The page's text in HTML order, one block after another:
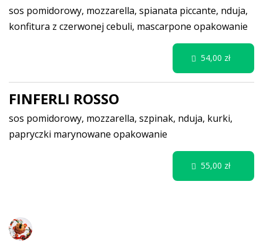
sos pomidorowy, mozzarella, spianata piccante, nduja,
konfitura z czerwonej cebuli, mascarpone opakowanie
FINFERLI ROSSO
sos pomidorowy, mozzarella, szpinak, nduja, kurki,
papryczki marynowane opakowanie